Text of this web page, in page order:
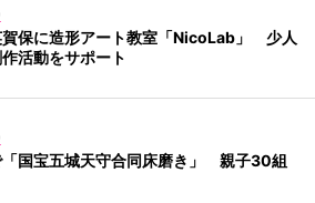
賀保に造形アート教室「NicoLab」 少人
活動をサポート
「国宝五城天守合同床磨き」 親子30組